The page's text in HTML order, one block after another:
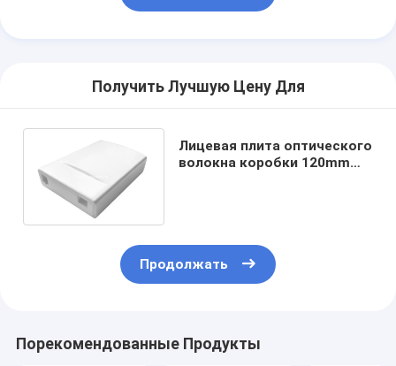
Получить Лучшую Цену Для
Лицевая плита оптического
волокна коробки 120mm
Продолжать
Порекомендованные Продукты